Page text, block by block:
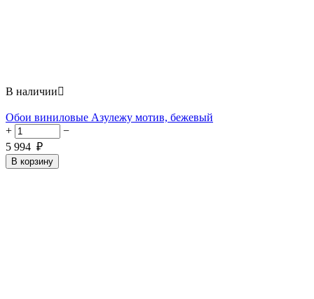
В наличии
Обои виниловые Азулежу мотив, бежевый
+
−
5 994 ₽
В корзину